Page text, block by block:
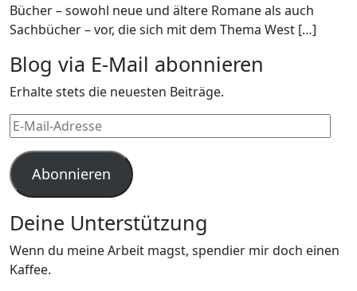
Bücher – sowohl neue und ältere Romane als auch
Sachbücher – vor, die sich mit dem Thema West […]
Blog via E-Mail abonnieren
Erhalte stets die neuesten Beiträge.
E-
Mail-
Adresse
Abonnieren
Deine Unterstützung
Wenn du meine Arbeit magst, spendier mir doch einen
Kaffee.